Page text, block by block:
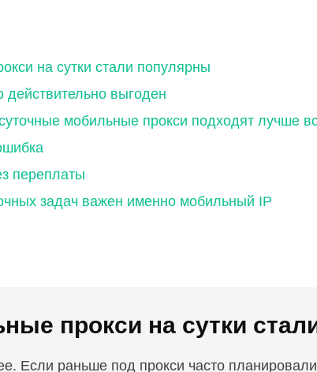
на сутки стали популярны
действительно выгоден
мобильные прокси подходят лучше
переплаты
задач важен именно мобильный IP
прокси на сутки
Если раньше под прокси часто